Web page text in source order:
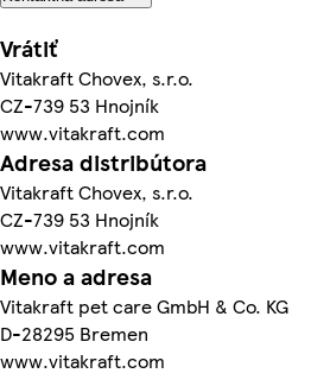
Vrátiť
Vitakraft Chovex, s.r.o.
CZ-739 53 Hnojník
www.vitakraft.com
Adresa distribútora
Vitakraft Chovex, s.r.o.
CZ-739 53 Hnojník
www.vitakraft.com
Meno a adresa
Vitakraft pet care GmbH & Co. KG
D-28295 Bremen
www.vitakraft.com